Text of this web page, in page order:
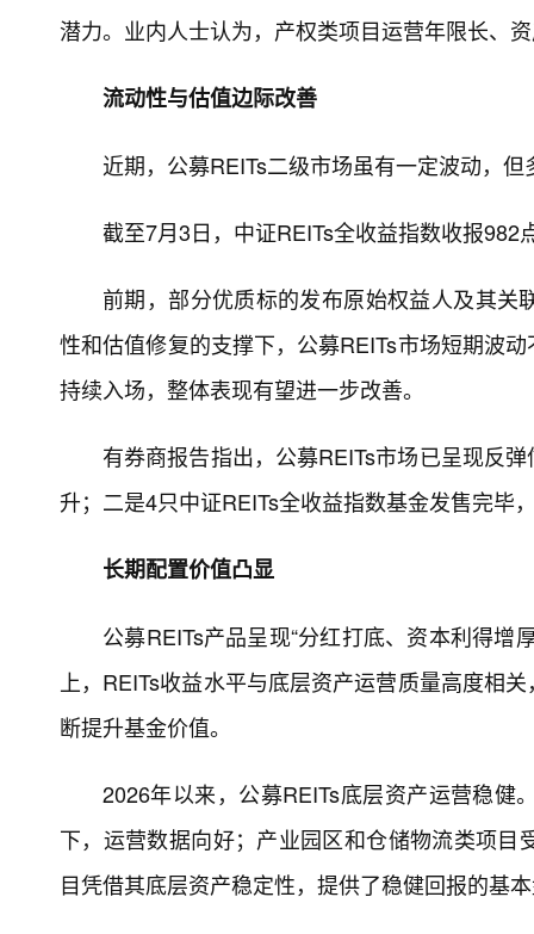
潜力。业内人士认为，产权类项目运营年限长、
流动性与估值边际改善
近期，公募REITs二级市场虽有一定波动，
截至7月3日，中证REITs全收益指数收报
前期，部分优质标的发布原始权益人及其
性和估值修复的支撑下，公募REITs市场短期波
持续入场，整体表现有望进一步改善。
有券商报告指出，公募REITs市场已呈现反
升；二是4只中证REITs全收益指数基金发售完毕
长期配置价值凸显
公募REITs产品呈现“分红打底、资本利得增
上，REITs收益水平与底层资产运营质量高度相
断提升基金价值。
2026年以来，公募REITs底层资产运营稳
下，运营数据向好；产业园区和仓储物流类项
目凭借其底层资产稳定性，提供了稳健回报的基